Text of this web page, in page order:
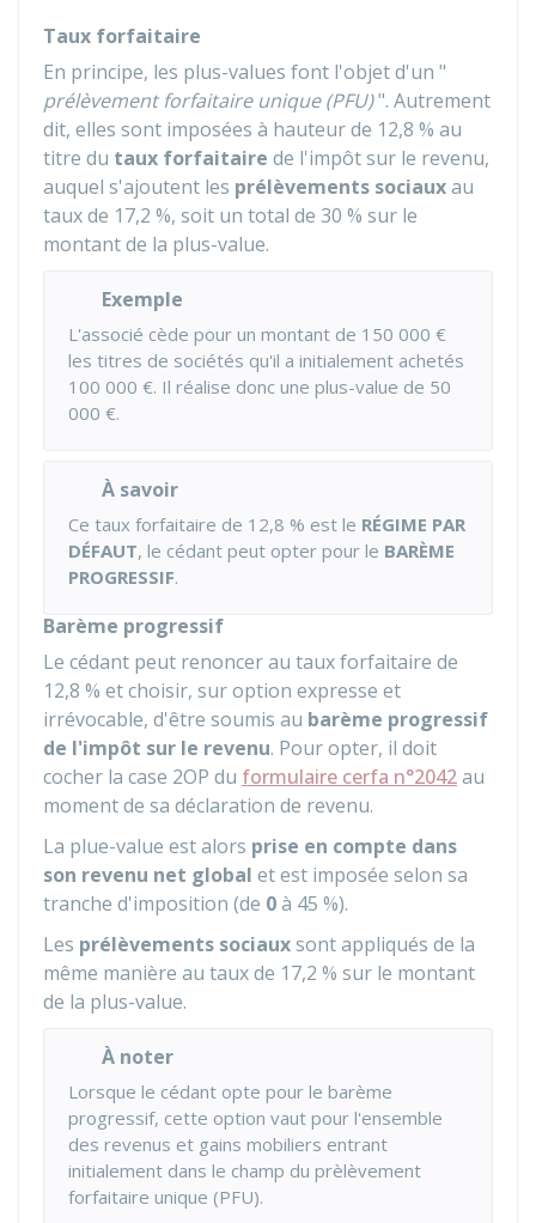
Taux forfaitaire
En principe, les plus-values font l'objet d'un "
prélèvement forfaitaire unique (PFU)". Autrement
dit, elles sont imposées à hauteur de 12,8 % au
titre du taux forfaitaire de l'impôt sur le revenu,
auquel s'ajoutent les prélèvements sociauxau
taux de 17,2 %, soit un total de 30 % sur le
montant de la plus-value.
Exemple
L'associé cède pour un montant de 150 000 €
les titres de sociétés qu'il a initialement achetés
100 000 €. Il réalise donc une plus-value de 50
000 €.
À savoir
Ce taux forfaitaire de 12,8 % est le RÉGIME PAR
DÉFAUT, le cédant peut opter pour le BARÈME
PROGRESSIF.
Barème progressif
Le cédant peut renoncer au taux forfaitaire de
12,8 % et choisir, sur option expresse et
irrévocable, d'être soumis au barème progressif
de l'impôt sur le revenu. Pour opter, il doit
cocher la case 2OP du formulaire cerfa n°2042au
moment de sa déclaration de revenu.
La plue-value est alors prise en compte dans
son revenu net global et est imposée selon sa
tranche d'imposition (de 0à 45 %).
Les prélèvements sociauxsont appliqués de la
même manière au taux de 17,2 % sur le montant
de la plus-value.
À noter
Lorsque le cédant opte pour le barème
progressif, cette option vaut pour l'ensemble
des revenus et gains mobiliers entrant
initialement dans le champ du prèlèvement
forfaitaire unique (PFU).